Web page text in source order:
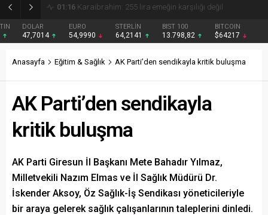
01:15 Gezmiş: 250 liralık fındık fiyatı emeği yok saydı
DOLAR
47,7014
EURO
54,9990
STERLİN
64,2141
BIST 100
13.798,82
BITCOIN
$64217
Anasayfa Eğitim & Sağlık AK Parti’den sendikayla kritik buluşma
AK Parti’den sendikayla
kritik buluşma
AK Parti Giresun İl Başkanı Mete Bahadır Yılmaz,
Milletvekili Nazım Elmas ve İl Sağlık Müdürü Dr.
İskender Aksoy, Öz Sağlık-İş Sendikası yöneticileriyle
bir araya gelerek sağlık çalışanlarının taleplerini dinledi.